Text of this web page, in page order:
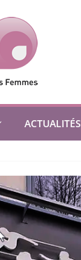
ACTUALITÉS